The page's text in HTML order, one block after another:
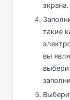
экрана.
такие
вы